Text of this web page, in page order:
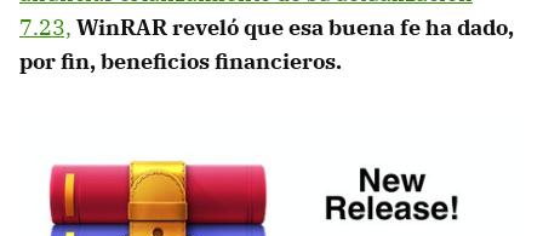
7.23, WinRAR reveló que esa buena fe ha dado,
por fin, beneficios financieros.